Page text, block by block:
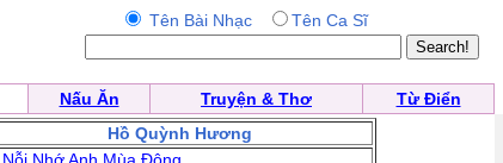
Tên Bài Nhạc Tên Ca Sĩ
Nấu Ăn Truyện & Thơ
Từ Điển
Hồ Quỳnh Hương